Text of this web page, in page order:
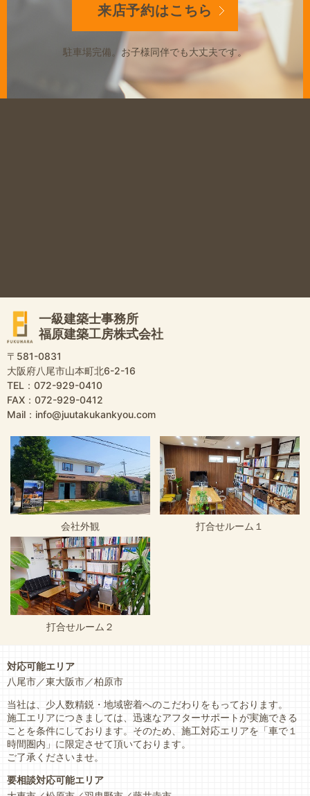
来店予約はこちら
駐車場完備。お子様同伴でも大丈夫です。
一級建築士事務所
福原建築工房株式会社
〒581-0831
大阪府八尾市山本町北6-2-16
TEL：072-929-0410
FAX：072-929-0412
Mail：info@juutakukankyou.com
会社外観 打合せルーム１
打合せルーム２
対応可能エリア
八尾市
東大阪市
柏原市
当社は、少人数精鋭・地域密着へのこだわりをもっております。
施工エリアにつきましては、迅速なアフターサポートが実施できる
ことを条件にしております。そのため、施工対応エリアを「車で１
時間圏内」に限定させて頂いております。
ご了承くださいませ。
要相談対応可能エリア